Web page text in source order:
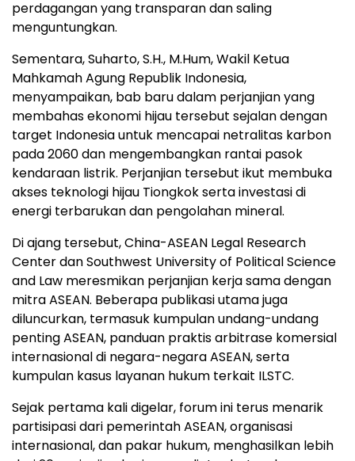
perdagangan yang transparan dan saling
menguntungkan.
Sementara, Suharto, S.H., M.Hum, Wakil Ketua
Mahkamah Agung Republik Indonesia,
menyampaikan, bab baru dalam perjanjian yang
membahas ekonomi hijau tersebut sejalan dengan
target Indonesiauntuk mencapai netralitas karbon
pada 2060 dan mengembangkan rantai pasok
kendaraan listrik. Perjanjian tersebut ikut membuka
akses teknologi hijau Tiongkok serta investasi di
energi terbarukan dan pengolahan mineral.
Di ajang tersebut, China-ASEAN Legal Research
Center dan Southwest University of Political Science
and Law meresmikan perjanjian kerja sama dengan
mitra ASEAN. Beberapa publikasi utama juga
diluncurkan, termasuk kumpulan undang-undang
penting ASEAN, panduan praktis arbitrase komersial
internasional di negara-negara ASEAN, serta
kumpulan kasus layanan hukum terkait ILSTC.
Sejak pertama kali digelar, forum ini terus menarik
partisipasi dari pemerintah ASEAN, organisasi
internasional, dan pakar hukum, menghasilkan lebih